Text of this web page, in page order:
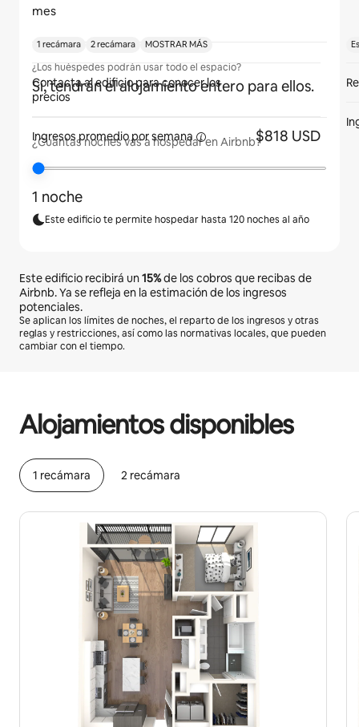
mes
¿Los huéspedes podrán usar todo el espacio?
Sí, tendrán el alojamiento entero para ellos.
¿Cuántas noches vas a hospedar en Airbnb?
1 noche
Este edificio te permite hospedar hasta 120 noches al año
Este edificio recibirá un15%de los cobros que recibas de
Airbnb. Ya se refleja en la estimación de los ingresos
potenciales.
Se aplican los límites de noches, el reparto de los ingresos y otras
reglas y restricciones, así como las normativas locales, que pueden
cambiar con el tiempo.
Alojamientos disponibles
1 recámara 2 recámara
1 recámara 2 recámara MOSTRAR MÁS
Contacta al edificio para conocer los
precios
Ingresos promedio porsemana $818 USD